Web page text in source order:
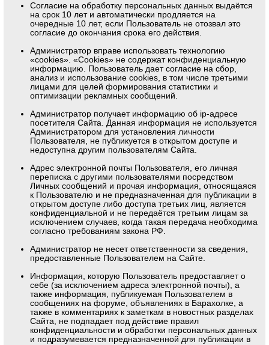
Согласие на обработку персональных данных выдаётся
на срок 10 лет и автоматически продляется на
очередные 10 лет, если Пользователь не отозвал это
согласие до окончания срока его действия.
Администратор вправе использовать технологию
«cookies». «Cookies» не содержат конфиденциальную
информацию. Пользователь дает согласие на сбор,
анализ и использование cookies, в том числе третьими
лицами для целей формирования статистики и
оптимизации рекламных сообщений.
Администратор получает информацию об ip-адресе
посетителя Сайта. Данная информация не используется
Администратором для установления личности
Пользователя, не публикуется в открытом доступе и
недоступна другим пользователям Сайта.
Адрес электронной почты Пользователя, его личная
переписка с другими пользователями посредством
Личных сообщений и прочая информация, относящаяся
к Пользователю и не предназначенная для публикации в
открытом доступе либо доступа третьих лиц, является
конфиденциальной и не передаётся третьим лицам за
исключением случаев, когда такая передача необходима
согласно требованиям закона РФ.
Администратор не несет ответственности за сведения,
предоставленные Пользователем на Сайте.
Информация, которую Пользователь предоставляет о
себе (за исключением адреса электронной почты), а
также информация, публикуемая Пользователем в
сообщениях на форуме, объявлениях в Барахолке, а
также в комментариях к заметкам в новостных разделах
Сайта, не подпадает под действие правил
конфиденциальности и обработки персональных данных
и подразумевается предназначенной для публикации в